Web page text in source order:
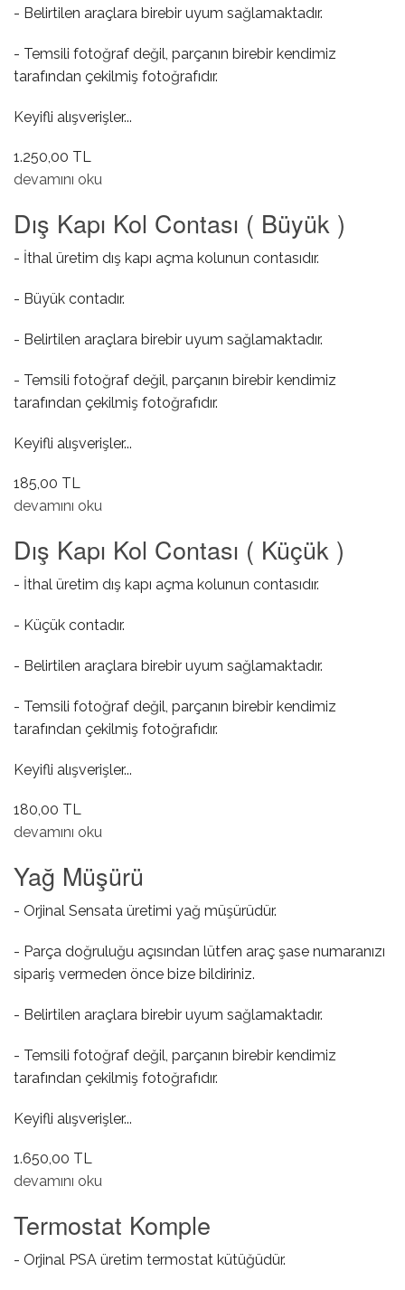
- Belirtilen araçlara birebir uyum sağlamaktadır.
- Temsili fotoğraf değil, parçanın birebir kendimiz
tarafından çekilmiş fotoğrafıdır.
Keyifli alışverişler...
1.250,00 TL
Sol Ayna Sinyali hakkında
devamını oku
Dış Kapı Kol Contası ( Büyük )
- İthal üretim dış kapı açma kolunun contasıdır.
- Büyük contadır.
- Belirtilen araçlara birebir uyum sağlamaktadır.
- Temsili fotoğraf değil, parçanın birebir kendimiz
tarafından çekilmiş fotoğrafıdır.
Keyifli alışverişler...
185,00 TL
Dış Kapı Kol Contası ( Büyük ) hakkında
devamını oku
Dış Kapı Kol Contası ( Küçük )
- İthal üretim dış kapı açma kolunun contasıdır.
- Küçük contadır.
- Belirtilen araçlara birebir uyum sağlamaktadır.
- Temsili fotoğraf değil, parçanın birebir kendimiz
tarafından çekilmiş fotoğrafıdır.
Keyifli alışverişler...
180,00 TL
Dış Kapı Kol Contası ( Küçük ) hakkında
devamını oku
Yağ Müşürü
- Orjinal Sensata üretimi yağ müşürüdür.
- Parça doğruluğu açısından lütfen araç şase numaranızı
sipariş vermeden önce bize bildiriniz.
- Belirtilen araçlara birebir uyum sağlamaktadır.
- Temsili fotoğraf değil, parçanın birebir kendimiz
tarafından çekilmiş fotoğrafıdır.
Keyifli alışverişler...
1.650,00 TL
Yağ Müşürü hakkında
devamını oku
Termostat Komple
- Orjinal PSA üretim termostat kütüğüdür.